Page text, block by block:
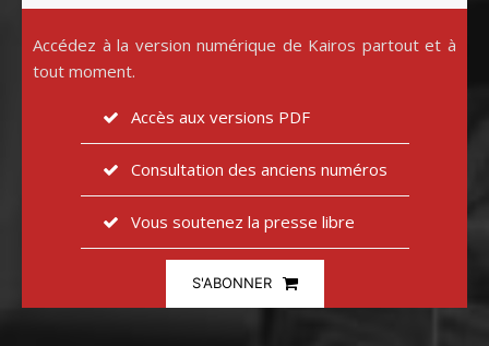
Accédez à la version numérique de Kairos partout et à
tout moment.
Accès aux versions PDF
Consultation des anciens numéros
Vous soutenez la presse libre
S'ABONNER